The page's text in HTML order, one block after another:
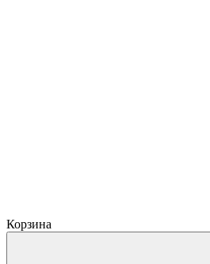
Корзина